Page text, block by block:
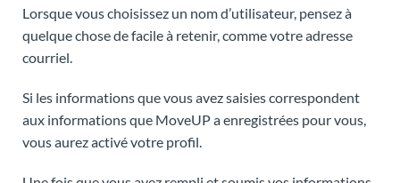
Lorsque vous choisissez un nom d’utilisateur, pensez à
quelque chose de facile à retenir, comme votre adresse
courriel.
Si les informations que vous avez saisies correspondent
aux informations que MoveUP a enregistrées pour vous,
vous aurez activé votre profil.